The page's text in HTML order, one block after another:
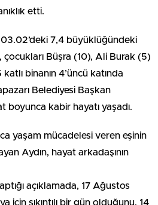
etti.
7,4 büyüklüğündeki
çocukları Büşra (10), Ali Burak (5)
binanın 4’üncü katında
Belediyesi Başkan
boyunca kabir hayatı yaşadı.
yaşam mücadelesi veren eşinin
Aydın, hayat arkadaşının
açıklamada, 17 Ağustos
için sıkıntılı bir gün olduğunu, 14